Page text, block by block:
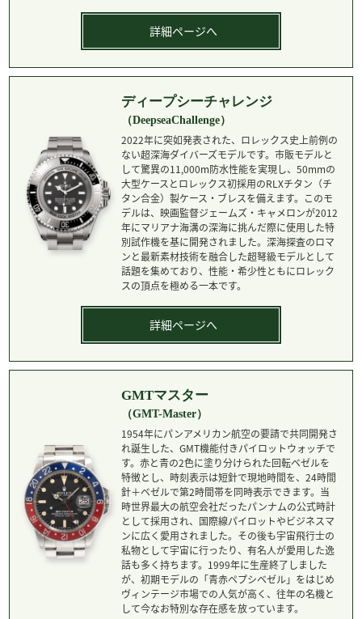
詳細ページへ
ディープシーチャレンジ
（DeepseaChallenge）
2022年に突如発表された、ロレックス史上前例の
ない超深海ダイバーズモデルです。市販モデルと
して驚異の11,000m防水性能を実現し、50mmの
大型ケースとロレックス初採用のRLXチタン（チ
タン合金）製ケース・ブレスを備えます。このモ
デルは、映画監督ジェームズ・キャメロンが2012
年にマリアナ海溝の深海に挑んだ際に使用した特
別試作機を基に開発されました。深海探査のロマ
ンと最新素材技術を融合した超弩級モデルとして
話題を集めており、性能・希少性ともにロレック
スの頂点を極める一本です。
詳細ページへ
GMTマスター
（GMT-Master）
1954年にパンアメリカン航空の要請で共同開発さ
れ誕生した、GMT機能付きパイロットウォッチで
す。赤と青の2色に塗り分けられた回転ベゼルを
特徴とし、時刻表示は短針で現地時間を、24時間
針＋ベゼルで第2時間帯を同時表示できます。当
時世界最大の航空会社だったパンナムの公式時計
として採用され、国際線パイロットやビジネスマ
ンに広く愛用されました。その後も宇宙飛行士の
私物として宇宙に行ったり、有名人が愛用した逸
話も多く持ちます。1999年に生産終了しました
が、初期モデルの「青赤ペプシベゼル」をはじめ
ヴィンテージ市場での人気が高く、往年の名機と
して今なお特別な存在感を放っています。